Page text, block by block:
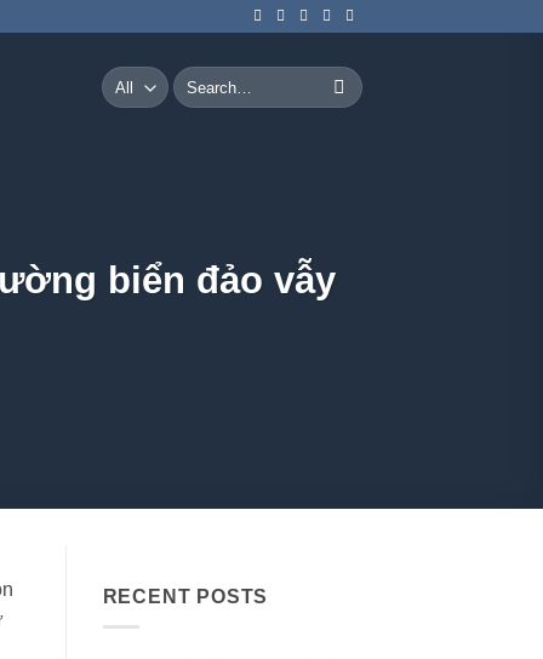
Search
for:
biển đảo vẫy
RECENT POSTS